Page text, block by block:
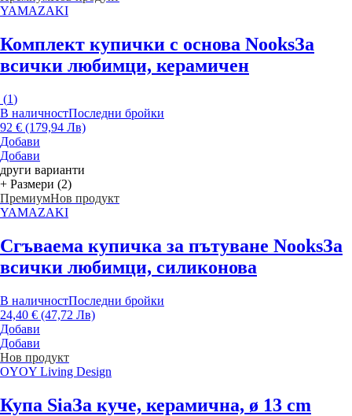
YAMAZAKI
Комплект купички с основа NooksЗа
всички любимци, керамичен
(1)
В наличностПоследни бройки
92 € (179,94 Лв)
Добави
Добави
други варианти
+ Размери (2)
ПремиумНов продукт
YAMAZAKI
Сгъваема купичка за пътуване NooksЗа
всички любимци, силиконова
В наличностПоследни бройки
24,40 € (47,72 Лв)
Добави
Добави
Нов продукт
OYOY Living Design
Купа SiaЗа куче, керамична, ø 13 cm